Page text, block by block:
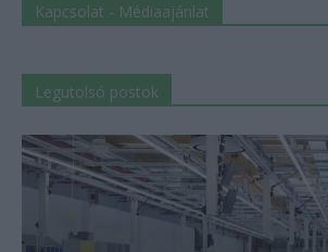
Kapcsolat - Médiaajánlat
Legutolsó postok